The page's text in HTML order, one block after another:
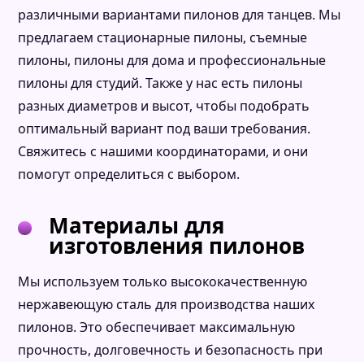
различными вариантами пилонов для танцев. Мы
предлагаем стационарные пилоны, съемные
пилоны, пилоны для дома и профессиональные
пилоны для студий. Также у нас есть пилоны
разных диаметров и высот, чтобы подобрать
оптимальный вариант под ваши требования.
Свяжитесь с нашими координаторами, и они
помогут определиться с выбором.
Материалы для
изготовления пилонов
Мы используем только высококачественную
нержавеющую сталь для производства наших
пилонов. Это обеспечивает максимальную
прочность, долговечность и безопасность при